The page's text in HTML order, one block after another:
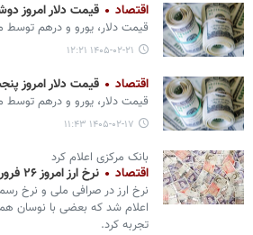
اقتصاد قیمت دلار امروز دوشنبه ۲۱
قیمت دلار، یورو و درهم توسط
۱۴۰۵-۰۲-۲۱ ۱۲:۲۱
اقتصاد قیمت دلار امروز پنجشنبه ۱۷
قیمت دلار، یورو و درهم توسط
۱۴۰۵-۰۲-۱۷ ۱۱:۴۳
بانک مرکزی اعلام کرد
اقتصاد نرخ ارز امروز ۲۶ فروردین ۱۴۰۵ + قیمت یورو
اعلام شد که بعضی با نوسان
تجربه کرد.